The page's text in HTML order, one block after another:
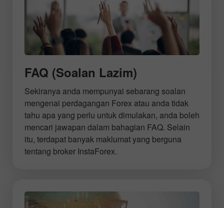
FAQ (Soalan Lazim)
Sekiranya anda mempunyai sebarang soalan
mengenai perdagangan Forex atau anda tidak
tahu apa yang perlu untuk dimulakan, anda boleh
mencari jawapan dalam bahagian FAQ. Selain
itu, terdapat banyak maklumat yang berguna
tentang broker InstaForex.